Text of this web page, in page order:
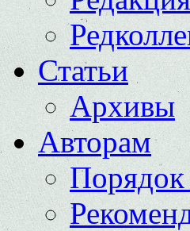
Статьи
Архивы
Авторам
Порядок